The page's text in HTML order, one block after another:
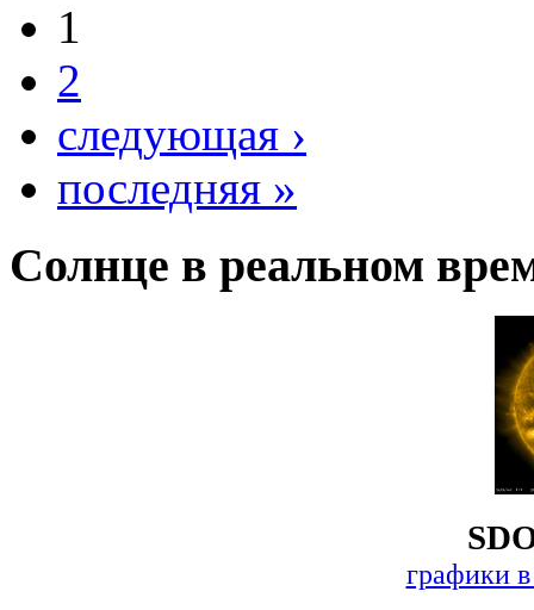
1
2
следующая ›
последняя »
Солнце в реальном
графики